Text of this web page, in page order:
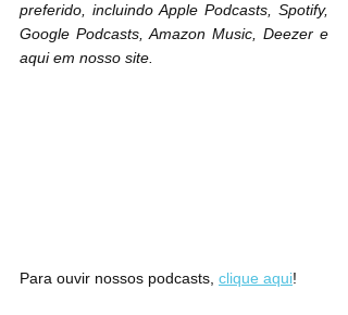
preferido, incluindo Apple Podcasts, Spotify,
Google Podcasts, Amazon Music, Deezer e
aqui em nosso site.
Para ouvir nossos podcasts, clique aqui!